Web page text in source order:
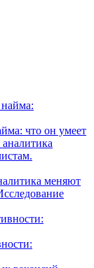
что он умеет
меняют